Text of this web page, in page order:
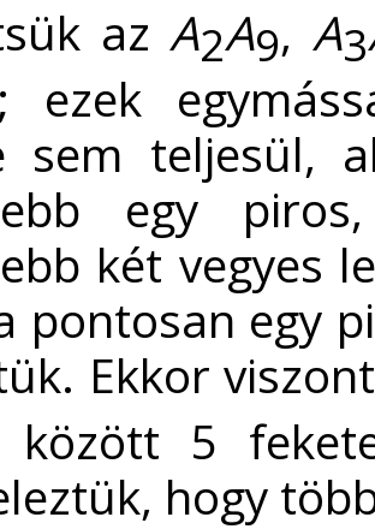
az A2A9, A3
ezek
sem teljesül,
egy
két vegyes
pontosan egy
Ekkor
között 5
hogy